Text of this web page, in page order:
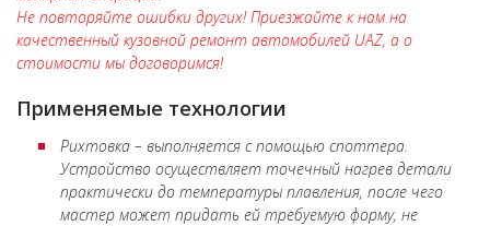
Не повторяйте ошибки других! Приезжайте к нам на
качественный кузовной ремонт автомобилей UAZ, а о
стоимости мы договоримся!
Применяемые технологии
Рихтовка – выполняется с помощью споттера.
Устройство осуществляет точечный нагрев детали
практически до температуры плавления, после чего
мастер может придать ей требуемую форму, не